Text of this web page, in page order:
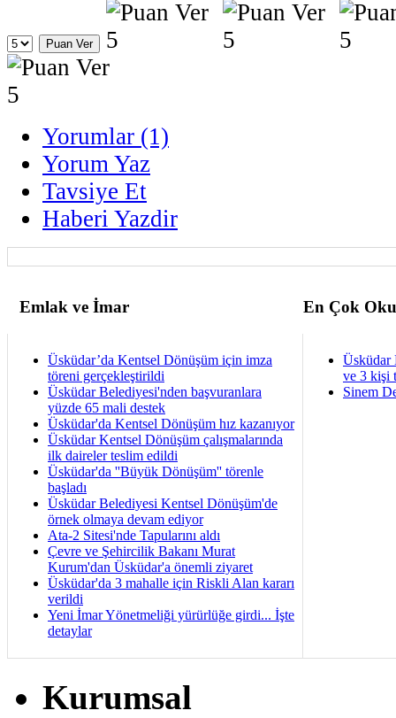
Yorumlar (1)
Yorum Yaz
Tavsiye Et
Haberi Yazdir
Emlak ve İmar En Çok
Üsküdar’da Kentsel Dönüşüm için imza
töreni gerçekleştirildi
Üsküdar Belediyesi'nden başvuranlara
yüzde 65 mali destek
Üsküdar'da Kentsel Dönüşüm hız kazanıyor
Üsküdar Kentsel Dönüşüm çalışmalarında
ilk daireler teslim edildi
Üsküdar'da ''Büyük Dönüşüm'' törenle
başladı
Üsküdar Belediyesi Kentsel Dönüşüm'de
örnek olmaya devam ediyor
Ata-2 Sitesi'nde Tapularını aldı
Çevre ve Şehircilik Bakanı Murat
Kurum'dan Üsküdar'a önemli ziyaret
Üsküdar'da 3 mahalle için Riskli Alan kararı
verildi
Yeni İmar Yönetmeliği yürürlüğe girdi... İşte
detaylar
Üsküdar
ve 3 kişi
Sinem
Kurumsal